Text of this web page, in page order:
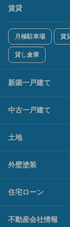
賃貸
月極駐車場 賃
貸し倉庫
新築一戸建て
中古一戸建て
土地
外壁塗装
住宅ローン
不動産会社情報